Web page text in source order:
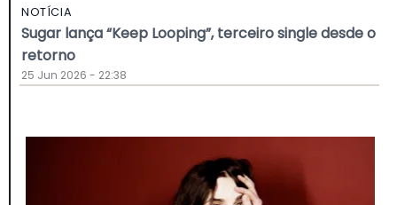
NOTÍCIA
Sugar lança “Keep Looping”, terceiro single desde o
retorno
25 Jun 2026 - 22:38